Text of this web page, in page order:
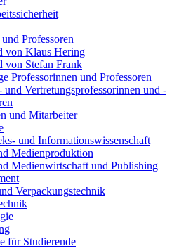
Professoren
von Klaus Hering
von Stefan Frank
Professorinnen und Professoren
und Vertretungsprofessorinnen und -
und Mitarbeiter
und Informationswissenschaft
Medienproduktion
Medienwirtschaft und Publishing
Verpackungstechnik
für Studierende